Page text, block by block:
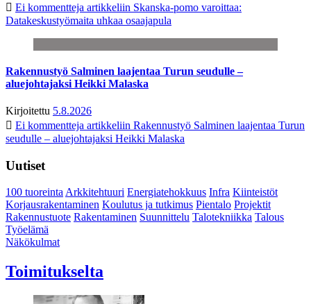
Ei kommentteja artikkeliin Skanska-pomo varoittaa:
Datakeskustyömaita uhkaa osaajapula
Rakennustyö Salminen laajentaa Turun seudulle –
aluejohtajaksi Heikki Malaska
Kirjoitettu 5.8.2026
Ei kommentteja artikkeliin Rakennustyö Salminen laajentaa Turun
seudulle – aluejohtajaksi Heikki Malaska
Uutiset
100 tuoreintaArkkitehtuuri Energiatehokkuus Infra Kiinteistöt
Korjausrakentaminen Koulutus ja tutkimus Pientalo Projektit
Rakennustuote Rakentaminen Suunnittelu Talotekniikka Talous
Työelämä
Näkökulmat
Toimitukselta